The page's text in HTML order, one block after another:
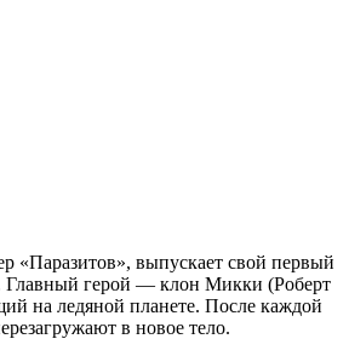
«Паразитов», выпускает свой первый
Главный герой — клон Микки (Роберт
на ледяной планете. После каждой
в новое тело.